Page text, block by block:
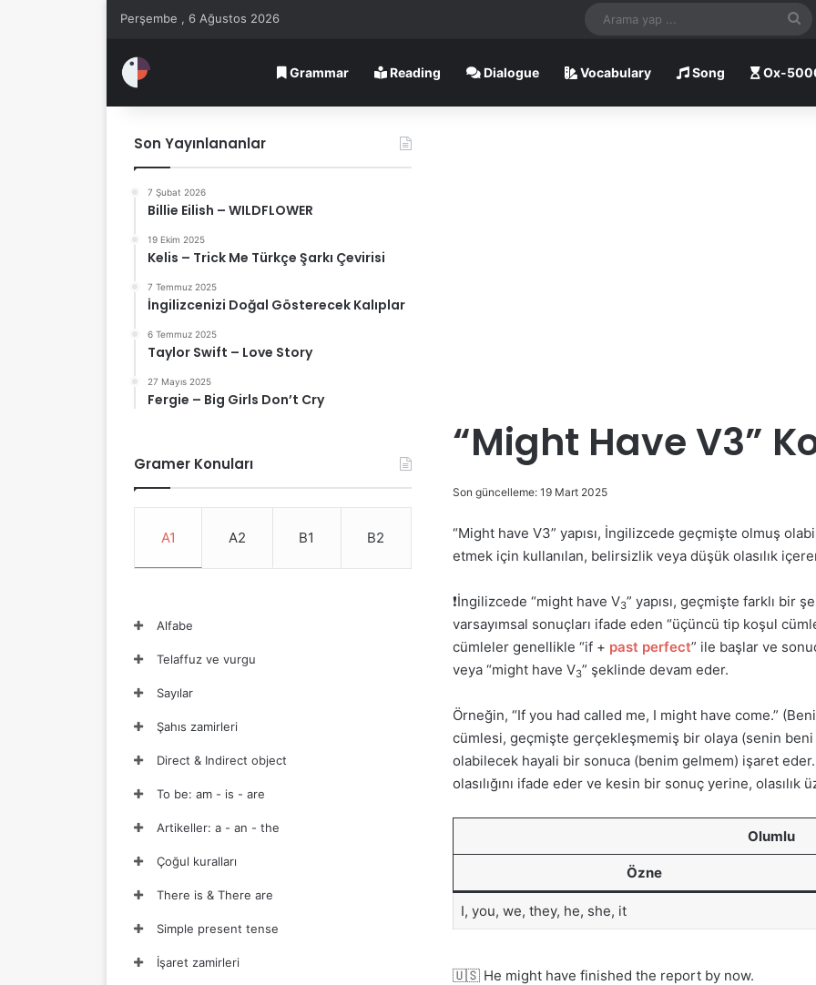
Perşembe , 6 Ağustos 2026
...
Grammar Reading Dialogue Vocabulary Song Ox-
“Might Have V3”
Son güncelleme: 19 Mart 2025
“Might have V3” yapısı, İngilizcede geçmişte olmuş
etmek için kullanılan, belirsizlik veya düşük olasılık
❗İngilizcede “might have V3” yapısı, geçmişte farklı bir
varsayımsal sonuçları ifade eden “üçüncü tip koşul
cümleler genellikle “if + past perfect” ile başlar ve
veya “might have V3” şeklinde devam eder.
Örneğin, “If you had called me, I might have come.”
cümlesi, geçmişte gerçekleşmemiş bir olaya (senin
olabilecek hayali bir sonuca (benim gelmem) işaret
olasılığını ifade eder ve kesin bir sonuç yerine, olasılık
Olumlu
Özne
I, you, we, they, he, she, it
🇺🇸 He might have finished the report by now.
Son Yayınlananlar
7 Şubat 2026
Billie Eilish – WILDFLOWER
19 Ekim 2025
Kelis – Trick Me Türkçe Şarkı Çevirisi
7 Temmuz 2025
İngilizcenizi Doğal Gösterecek Kalıplar
6 Temmuz 2025
Taylor Swift – Love Story
27 Mayıs 2025
Fergie – Big Girls Don’t Cry
Gramer Konuları
A1 A2 B1 B2
Alfabe
Telaffuz ve vurgu
Sayılar
Şahıs zamirleri
Direct & Indirect object
To be: am - is - are
Artikeller: a - an - the
Çoğul kuralları
There is & There are
Simple present tense
İşaret zamirleri